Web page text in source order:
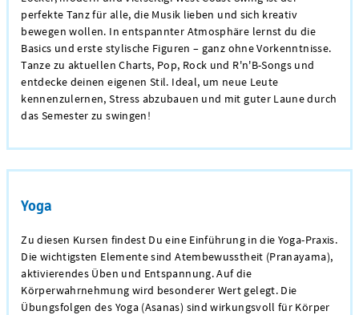
perfekte Tanz für alle, die Musik lieben und sich kreativ
bewegen wollen. In entspannter Atmosphäre lernst du die
Basics und erste stylische Figuren – ganz ohne Vorkenntnisse.
Tanze zu aktuellen Charts, Pop, Rock und R'n'B-Songs und
entdecke deinen eigenen Stil. Ideal, um neue Leute
kennenzulernen, Stress abzubauen und mit guter Laune durch
das Semester zu swingen!
Yoga
Zu diesen Kursen findest Du eine Einführung in die Yoga-Praxis.
Die wichtigsten Elemente sind Atembewusstheit (Pranayama),
aktivierendes Üben und Entspannung. Auf die
Körperwahrnehmung wird besonderer Wert gelegt. Die
Übungsfolgen des Yoga (Asanas) sind wirkungsvoll für Körper